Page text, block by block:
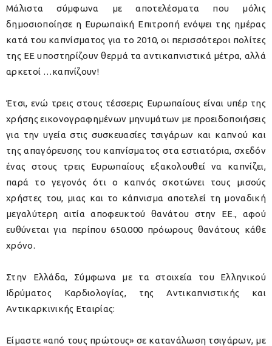
Μάλιστα σύμφωνα με αποτελέσματα που μόλις
δημοσιοποίησε η Ευρωπαϊκή Επιτροπή ενόψει της ημέρας
κατά του καπνίσματος για το 2010, οι περισσότεροι πολίτες
της ΕΕ υποστηρίζουν θερμά τα αντικαπνιστικά μέτρα, αλλά
αρκετοί …καπνίζουν!
Έτσι, ενώ τρεις στους τέσσερις Ευρωπαίους είναι υπέρ της
χρήσης εικονογραφημένων μηνυμάτων με προειδοποιήσεις
για την υγεία στις συσκευασίες τσιγάρων και καπνού και
της απαγόρευσης του καπνίσματος στα εστιατόρια, σχεδόν
ένας στους τρεις Ευρωπαίους εξακολουθεί να καπνίζει,
παρά το γεγονός ότι ο καπνός σκοτώνει τους μισούς
χρήστες του, μιας και το κάπνισμα αποτελεί τη μοναδική
μεγαλύτερη αιτία αποφευκτού θανάτου στην ΕΕ., αφού
ευθύνεται για περίπου 650.000 πρόωρους θανάτους κάθε
χρόνο.
Στην Ελλάδα, Σύμφωνα με τα στοιχεία του Ελληνικού
Ιδρύματος Καρδιολογίας, της Αντικαπνιστικής και
Αντικαρκινικής Εταιρίας:
Είμαστε «από τους πρώτους» σε κατανάλωση τσιγάρων, με